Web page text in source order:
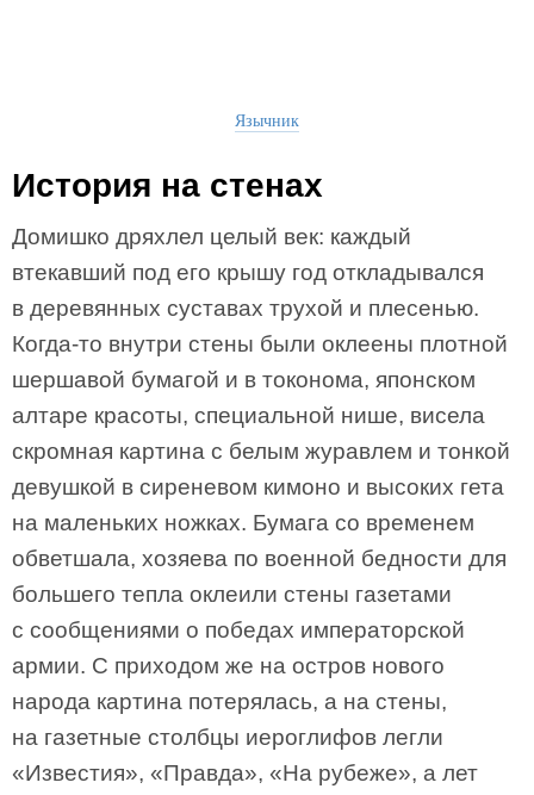
Язычник
История на стенах
Домишко дряхлел целый век: каждый
втекавший под его крышу год откладывался
в деревянных суставах трухой и плесенью.
Когда-то внутри стены были оклеены плотной
шершавой бумагой и в токонома, японском
алтаре красоты, специальной нише, висела
скромная картина с белым журавлем и тонкой
девушкой в сиреневом кимоно и высоких гета
на маленьких ножках. Бумага со временем
обветшала, хозяева по военной бедности для
большего тепла оклеили стены газетами
с сообщениями о победах императорской
армии. С приходом же на остров нового
народа картина потерялась, а на стены,
на газетные столбцы иероглифов легли
«Известия», «Правда», «На рубеже», а лет